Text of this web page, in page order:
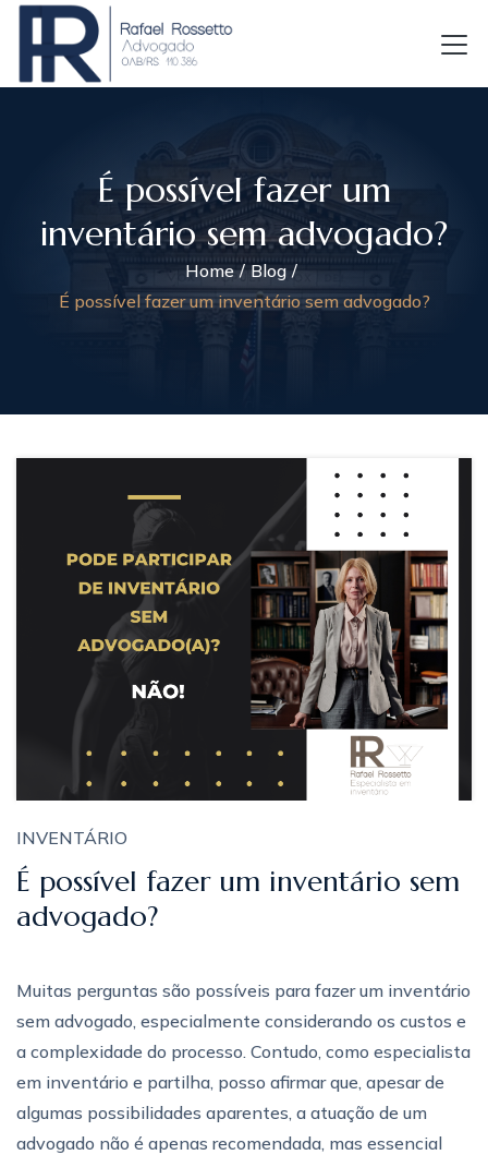
É possível fazer um
inventário sem advogado?
Home
Blog
É possível fazer um inventário sem advogado?
INVENTÁRIO
É possível fazer um inventário sem
advogado?
Muitas perguntas são possíveis para fazer um inventário
sem advogado, especialmente considerando os custos e
a complexidade do processo. Contudo, como especialista
em inventário e partilha, posso afirmar que, apesar de
algumas possibilidades aparentes, a atuação de um
advogado não é apenas recomendada, mas essencial